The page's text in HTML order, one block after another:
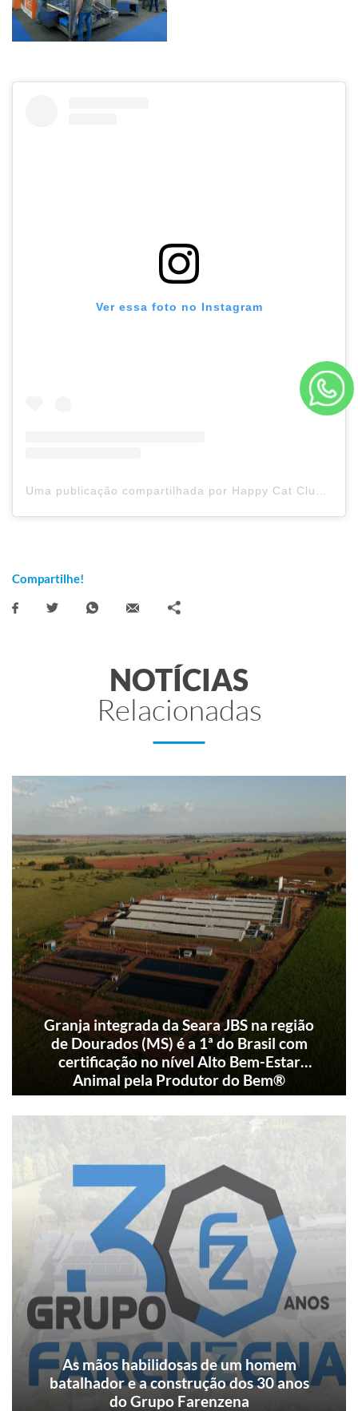
Ver essa foto no Instagram
Uma publicação compartilhada por Happy Cat Club (@happycatclub)
Compartilhe!
NOTÍCIAS
Relacionadas
Granja integrada da Seara JBS na região
de Dourados (MS) é a 1ª do Brasil com
certificação no nível Alto Bem-Estar
Animal pela Produtor do Bem®
bem-estar animal, sistema de cobertura
seguida de alojamento em grupo e
enriquecimento ambiental duplo em todas as
baias de gestação coletiva.
As mãos habilidosas de um homem
batalhador e a construção dos 30 anos
do Grupo Farenzena